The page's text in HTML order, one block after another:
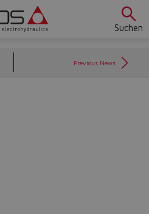
Suchen
Previous News